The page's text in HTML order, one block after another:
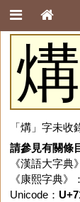
煹
「煹」字未收
請參見有關條
《漢語大字典
《康熙字典》：
Unicode：